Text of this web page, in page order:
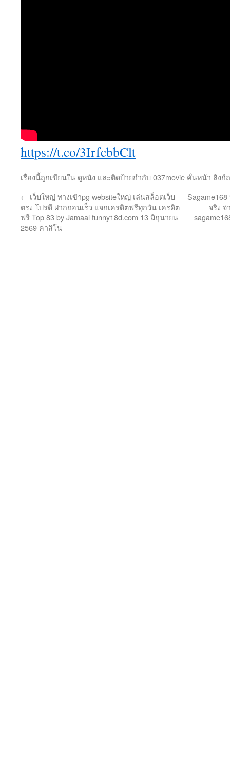
https://t.co/3IrfcbbClt
เรื่องนี้ถูกเขียนใน ดูหนัง และติดป้ายกำกับ 037movie คั่นหน้า ลิงก์
← เว็บใหญ่ ทางเข้าpg websiteใหญ่ เล่นสล็อตเว็บ
ตรง โปรดี ฝากถอนเร็ว แจกเครดิตฟรีทุกวัน เครดิต
ฟรี Top 83 by Jamaal funny18d.com 13 มิถุนายน
2569 คาสิโน
จริง